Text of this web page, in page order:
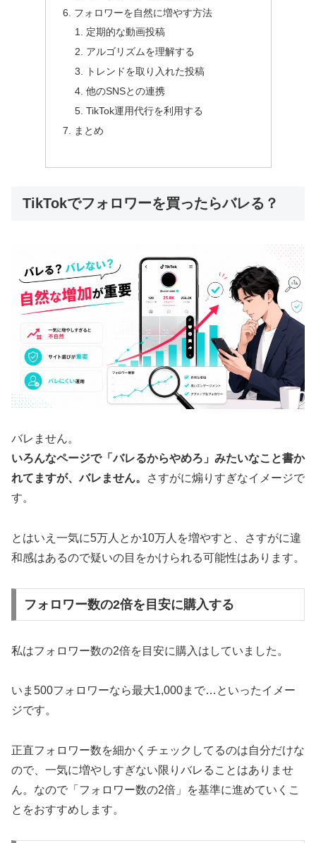
フォロワーを自然に増やす方法
定期的な動画投稿
アルゴリズムを理解する
トレンドを取り入れた投稿
他のSNSとの連携
TikTok運用代行を利用する
まとめ
TikTokでフォロワーを買ったらバレる？
バレません。
いろんなページで「バレるからやめろ」みたいなこと書か
れてますが、バレません。
さすがに煽りすぎなイメージで
す。
とはいえ一気に5万人とか10万人を増やすと、さすがに違
和感はあるので疑いの目をかけられる可能性はあります。
フォロワー数の2倍を目安に購入する
私はフォロワー数の2倍を目安に購入はしていました。
いま500フォロワーなら最大1,000まで…といったイメー
ジです。
正直フォロワー数を細かくチェックしてるのは自分だけな
ので、一気に増やしすぎない限りバレることはありませ
ん。なので「フォロワー数の2倍」を基準に進めていくこ
とをおすすめします。